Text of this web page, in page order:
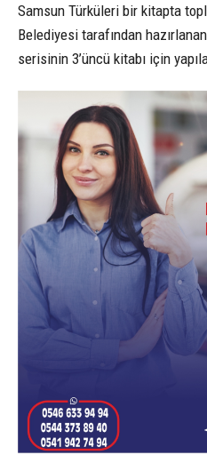
Samsun Türküleri bir kitapta
Belediyesi tarafından
serisinin 3’üncü kitabı için